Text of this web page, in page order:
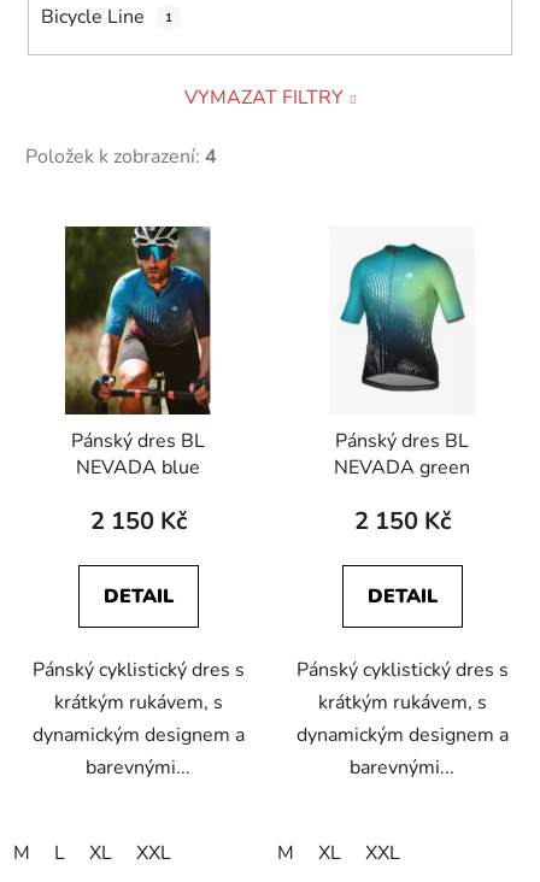
Bicycle Line 1
VYMAZAT FILTRY
Položek k zobrazení: 4
Pánský dres BL
NEVADA blue
2 150 Kč
DETAIL
Pánský cyklistický dres s
krátkým rukávem, s
dynamickým designem a
barevnými...
M L XL XXL
Pánský dres BL
NEVADA green
2 150 Kč
DETAIL
Pánský cyklistický dres s
krátkým rukávem, s
dynamickým designem a
barevnými...
M XL XXL